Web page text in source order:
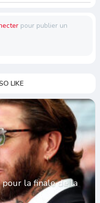
pour publier un
LIKE
pour la finale de la